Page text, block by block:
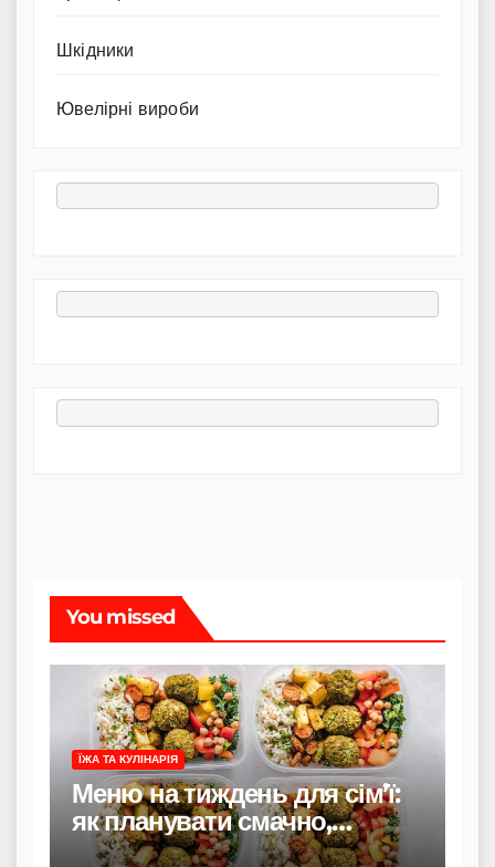
Шкідники
Ювелірні вироби
You missed
ЇЖА ТА КУЛІНАРІЯ
Меню на тиждень для сім’ї:
як планувати смачно,
економно і без стресу